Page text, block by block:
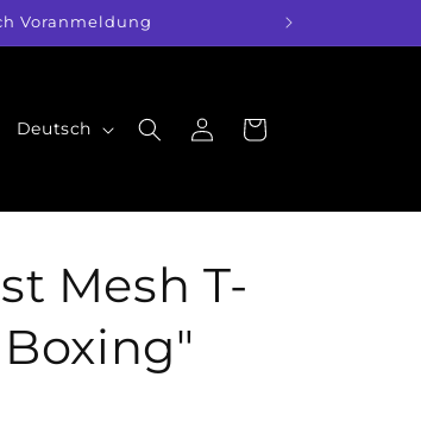
Voranmeldung
S
c
h
e
Deutsch EinloggenWarenkorb
Mesh T-